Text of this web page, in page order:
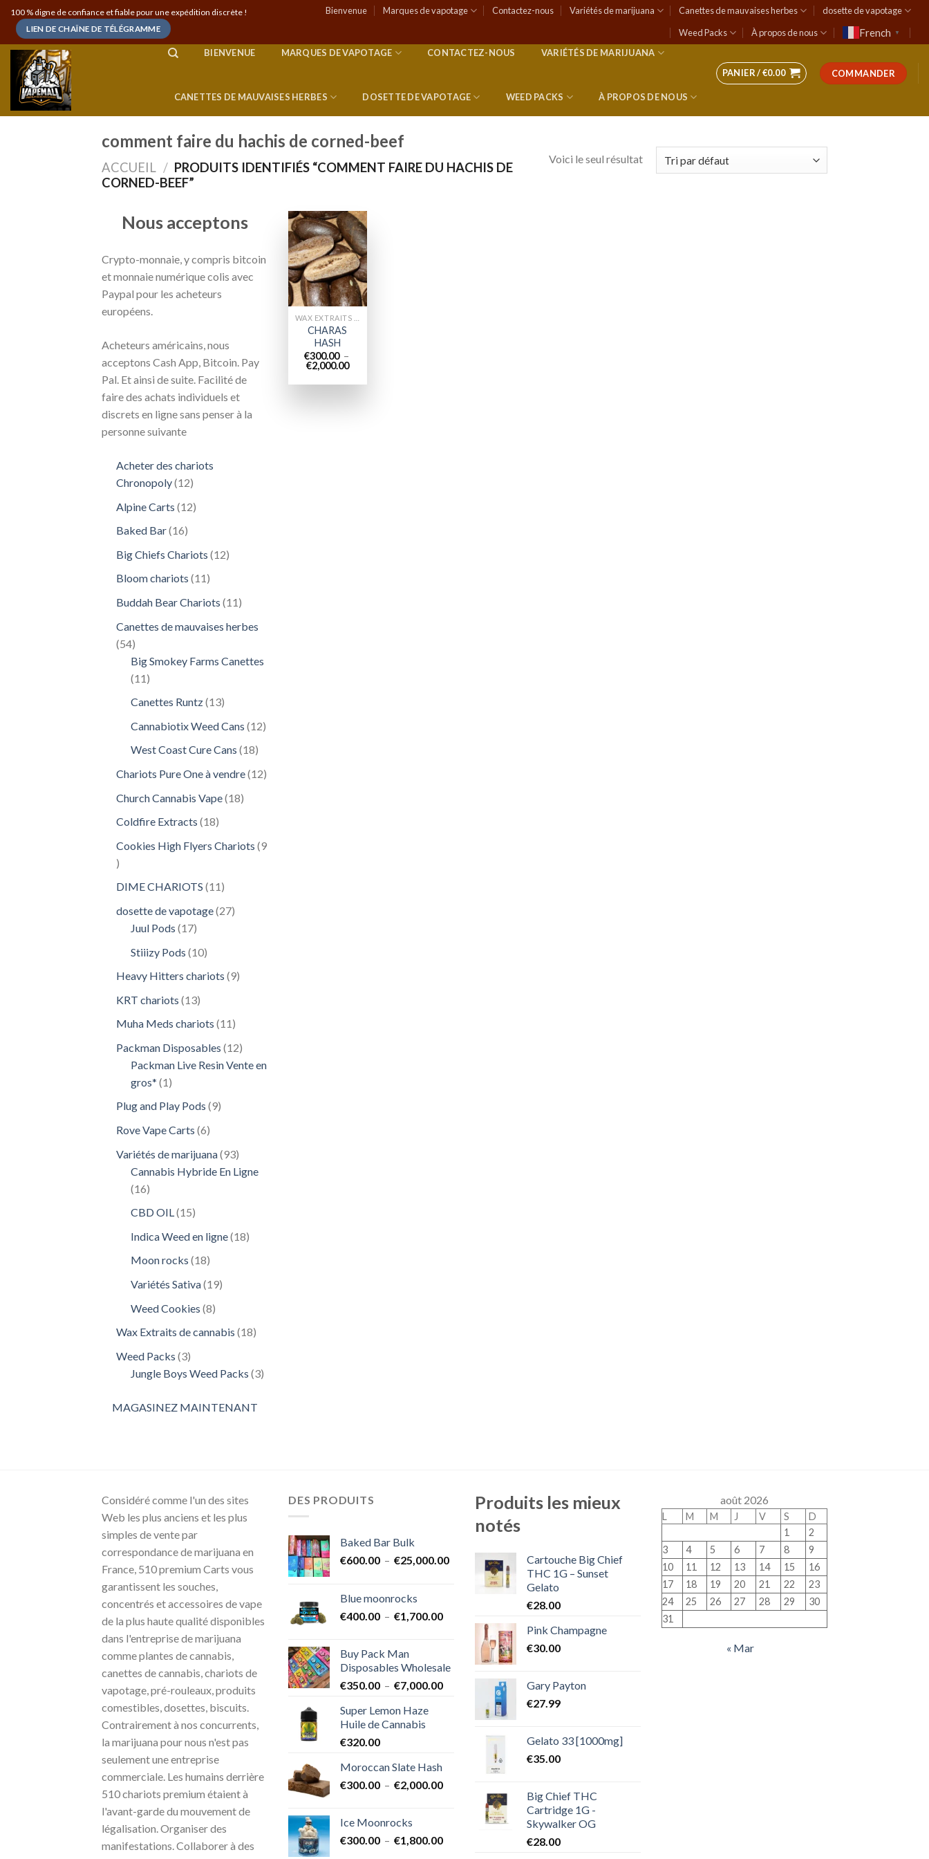
Skip
content
100 % digne de confiance et fiable pour une expédition discrète !
LIEN DE CHAÎNE DE TÉLÉGRAMME
Bienvenue Marques de vapotage Contactez-nous Variétés de marijuana Canettes de mauvaises herbes
dosette de vapotage
Weed Packs
À propos de nous French ▼
BIENVENUE MARQUES DE VAPOTAGE CONTACTEZ-NOUS VARIÉTÉS DE MARIJUANA
CANETTES DE MAUVAISES HERBES DOSETTE DE VAPOTAGE WEED PACKS À PROPOS DE NOUS
PANIER /€0.00 COMMANDER
comment faire du hachis de corned-beef
ACCUEIL / PRODUITS IDENTIFIÉS “COMMENT FAIRE DU HACHIS DE
CORNED-BEEF”
Voici le seul résultat
Nous acceptons
Crypto-monnaie, y compris bitcoin
et monnaie numérique colis avec
Paypal pour les acheteurs
européens.
Acheteurs américains, nous
acceptons Cash App, Bitcoin. Pay
Pal. Et ainsi de suite. Facilité de
faire des achats individuels et
discrets en ligne sans penser à la
personne suivante
Acheter des chariots
Chronopoly 1212
Alpine Carts 1212
Baked Bar 1616
Big Chiefs Chariots 1212
Bloom chariots 1111
Buddah Bear Chariots 1111
Canettes de mauvaises herbes
5454
produits
Big Smokey Farms Canettes
11 11
Canettes Runtz 1313
Cannabiotix Weed Cans 1212
West Coast Cure Cans 1818
Chariots Pure One à vendre 1212
Church Cannabis Vape 1818
Coldfire Extracts 1818
Cookies High Flyers Chariots 9
9
DIME CHARIOTS 1111
dosette de vapotage 2727
Juul Pods 1717
Stiiizy Pods 1010
Heavy Hitters chariots 99
KRT chariots 1313
Muha Meds chariots 1111
Packman Disposables 1212
produits
Packman Live Resin Vente en
gros* 11
Plug and Play Pods 99
Rove Vape Carts 66
Variétés de marijuana 9393
produits
Cannabis Hybride En Ligne
1616
CBD OIL 1515
Indica Weed en ligne 1818
Moon rocks 1818
Variétés Sativa 1919
Weed Cookies 88
Wax Extraits de cannabis 1818
Weed Packs 33
produits
Jungle Boys Weed Packs 33
MAGASINEZ MAINTENANT
Add to
wishlist
CHARAS
HASH
€300.00 –
€2,000.00Plage
prix :
Considéré comme l'un des sites
Web les plus anciens et les plus
simples de vente par
correspondance de marijuana en
France, 510 premium Carts vous
garantissent les souches,
concentrés et accessoires de vape
de la plus haute qualité disponibles
dans l'entreprise de marijuana
comme plantes de cannabis,
canettes de cannabis, chariots de
vapotage, pré-rouleaux, produits
comestibles, dosettes, biscuits.
Contrairement à nos concurrents,
la marijuana pour nous n'est pas
seulement une entreprise
commerciale. Les humains derrière
510 chariots premium étaient à
l'avant-garde du mouvement de
légalisation. Organiser des
manifestations. Collaborer à des
DES PRODUITS
Baked Bar Bulk
€600.00 – €25,000.00Plage
€25,000.00
Blue moonrocks
€400.00 – €1,700.00Plage
€400.00
à
€1,700.00
Buy Pack Man
Disposables Wholesale
€350.00 – €7,000.00Plage
Super Lemon Haze
Huile de Cannabis
€320.00
Moroccan Slate Hash
€300.00 – €2,000.00Plage
à
Ice Moonrocks
€300.00 – €1,800.00Plage
Produits les mieux
notés
Cartouche Big Chief
THC 1G – Sunset
Gelato
€28.00
Pink Champagne
€30.00
Gary Payton
€27.99
Gelato 33 [1000mg]
€35.00
Big Chief THC
Cartridge 1G -
Skywalker OG
€28.00
août 2026
L M M J V S
D
1
2
3
4 5 6 7 8
9
10
11 12 13 14 15
16
17
18 19 20 21 22
23
24
25 26 27 28 29
30
31
« Mar